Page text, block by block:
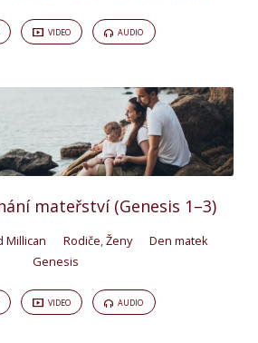
VIDEO AUDIO
mateřství (Genesis 1–3)
Millican Rodiče,Ženy
Den matek
Genesis
VIDEO AUDIO